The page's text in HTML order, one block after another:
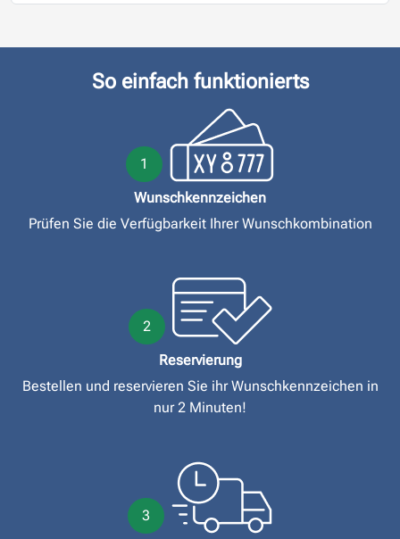
So einfach funktionierts
1
Wunschkennzeichen
Prüfen Sie die Verfügbarkeit Ihrer Wunschkombination
2
Reservierung
Bestellen und reservieren Sie ihr Wunschkennzeichen in
nur 2 Minuten!
3